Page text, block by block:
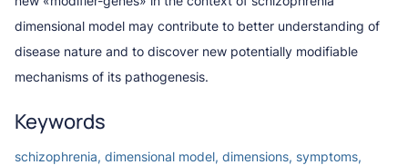
dimensional model may contribute to better understanding of
disease nature and to discover new potentially modifiable
mechanisms of its pathogenesis.
Keywords
schizophrenia, dimensional model, dimensions, symptoms,